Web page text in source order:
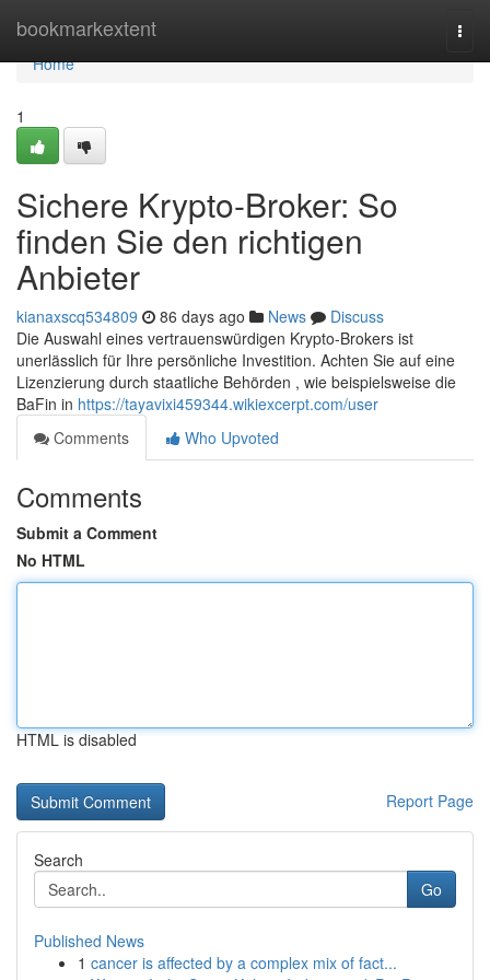
bookmarkextent
Home
Home
1
Sichere Krypto-Broker: So
finden Sie den richtigen
Anbieter
kianaxscq534809 86 days ago News
Discuss
Die Auswahl eines vertrauenswürdigen Krypto-Brokers ist
unerlässlich für Ihre persönliche Investition. Achten Sie auf eine
Lizenzierung durch staatliche Behörden , wie beispielsweise die
BaFin in https://tayavixi459344.wikiexcerpt.com/user
Comments
Who Upvoted
Comments
Submit a Comment
No HTML
HTML is disabled
Report Page
Search
Go
Published News
1 cancer is affected by a complex mix of fact...